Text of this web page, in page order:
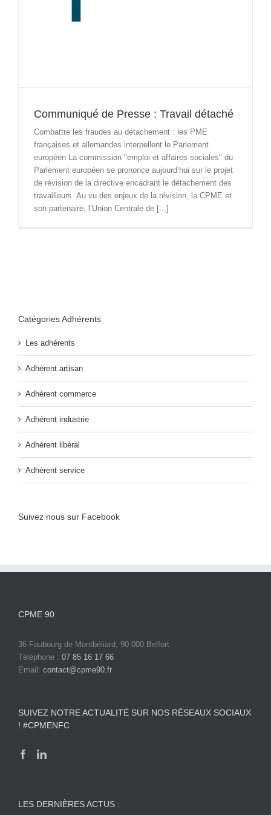
Communiqué de Presse : Travail détaché
Combattre les fraudes au détachement : les PME
françaises et allemandes interpellent le Parlement
européen La commission "emploi et affaires sociales" du
Parlement européen se prononce aujourd’hui sur le projet
de révision de la directive encadrant le détachement des
travailleurs. Au vu des enjeux de la révision, la CPME et
son partenaire, l’Union Centrale de [...]
Catégories Adhérents
Les adhérents
Adhérent artisan
Adhérent commerce
Adhérent industrie
Adhérent libéral
Adhérent service
Suivez nous sur Facebook
CPME 90
36 Faubourg de Montbéliard, 90 000 Belfort
Téléphone : 07 85 16 17 66
Email: contact@cpme90.fr
SUIVEZ NOTRE ACTUALITÉ SUR NOS RÉSEAUX SOCIAUX
! #CPMENFC
LES DERNIÈRES ACTUS :